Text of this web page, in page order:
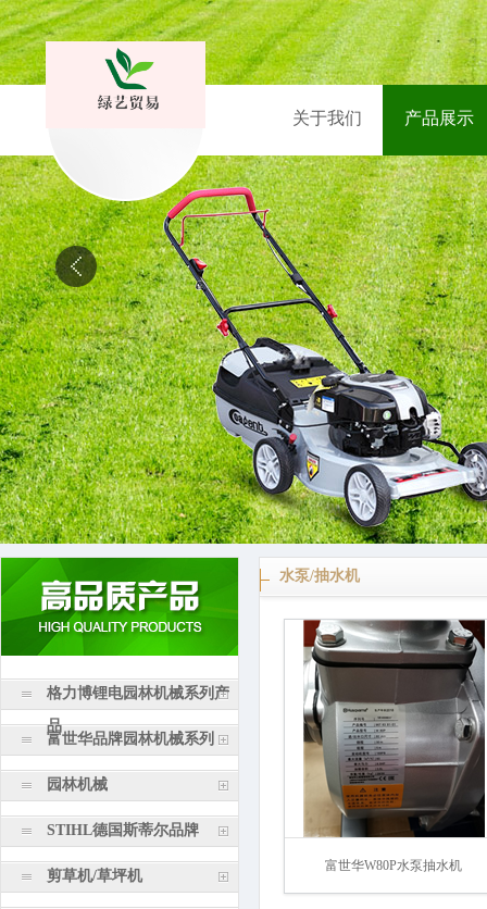
关于我们 产品展示
格力博锂电园林机械系列产
品
富世华品牌园林机械系列
园林机械
STIHL德国斯蒂尔品牌
剪草机/草坪机
水泵/抽水机
富世华W80P水泵抽水机